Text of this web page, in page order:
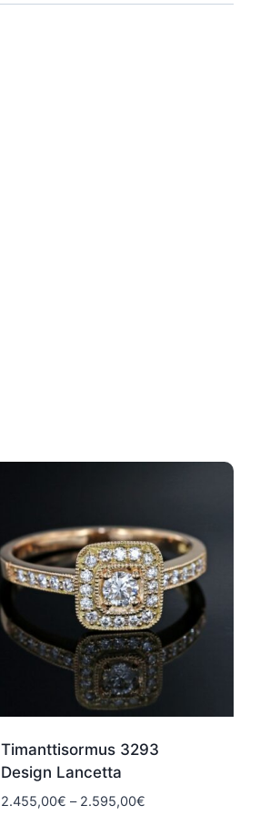
Timanttisormus 3293
Design Lancetta
2.455,00€ – 2.595,00€